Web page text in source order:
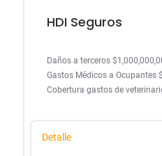
HDI Seguros
Daños a terceros
Gastos Médicos a Ocupantes
Cobertura gastos de
Detalle